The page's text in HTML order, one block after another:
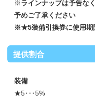
※ラインナップは予告な
予めご了承ください
※★5装備引換券に使用期
提供割合
装備
★5･･･5%